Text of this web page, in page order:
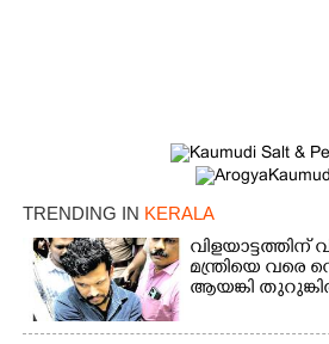
TRENDING IN KERALA
വിളയാട്ടത്തിന്
മന്ത്രിയെ വരെ
ആയങ്കി